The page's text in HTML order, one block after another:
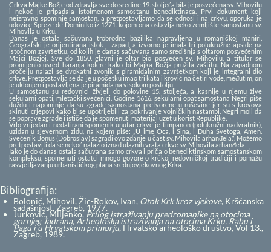
Crkva Majke Božje od zdravlja sve do sredine 19. stoljeća bila je posvećena sv. Mihovilu
i nekoć je pripadala istoimenom samostanu benediktinaca. Prvi dokument koji
neizravno spominje samostan, a pretpostavljamo da se odnosi i na crkvu, oporuka je
udovice Spreze de Dominiko iz 1271. kojom ona ostavlja neko zemljište samostanu sv.
Mihovila u Krku.
Danas je ostala sačuvana trobrodna bazilika napravljena u romaničkoj maniri.
Geografski je orijentirana istok – zapad, a izvorno je imala tri polukružne apside na
istočnom završetku, od kojih je danas sačuvana samo središnja s oltarom posvećenim
Majci Božjoj. Sve do 1850. glavni je oltar bio posvećen sv. Mihovilu, a titular se
promijenio usred haranja kolere kako bi Majka Božja pružila zaštitu. Na zapadnom
pročelju nalazi se dvokatni zvonik s piramidalnim završetkom koji je integralni dio
crkve. Pretpostavlja se da je u početku imao tri kata i krović na četiri vode, međutim, on
je uklonjen i postavljena je piramida na visokom postolju.
U samostanu su redovnici živjeli do polovine 15. stoljeća, a kasnije u njemu žive
sekularni opati, mletački svećenici. Godine 1616. sekularni opat samostana Negri piše
duždu i napominje da su zgrade samostana pretvorene u ruševine jer su s krovova
skinuti crjepovi kako bi se upotrijebili za pokrivanje vojničkih nastambi. Negri moli da
se poprave zgrade i ističe da je spomenuti materijal uzet u korist Republike.
Vrlo vrijedan i nedatirani spomenik unutar crkve je timpanon (polukružni nadvratnik),
uzidan u sjevernom zidu, na kojem piše: „U ime Oca, i Sina, i Duha Svetoga, Amen.
Svećenik Bonus (Dobroslav) sagradi ovo zdanje u čast sv. Mihovila arhanđela.“. Možemo
pretpostaviti da se nekoć nalazio iznad ulaznih vrata crkve sv. Mihovila arhanđela.
Iako je do danas ostala sačuvana samo crkva i priča o benediktinskom samostanskom
kompleksu, spomenuti ostatci mnogo govore o krčkoj redovničkoj tradiciji i pomažu
rasvjetljavanju urbanističkog plana srednjovjekovnog Krka.
Bibliografija:
Bolonić, Mihovil, Žic-Rokov, Ivan, Otok Krk kroz vjekove, Kršćanska
sadašnjost, Zagreb, 1977.
Jurković, Miljenko,Prilog istraživanju predromanike na otocima
gornjeg Jadrana, Arheološka istraživanja na otocima Krku, Rabu i
Pagu i u Hrvatskom primorju, Hrvatsko arheološko društvo, Vol 13.,
Zagreb, 1989.